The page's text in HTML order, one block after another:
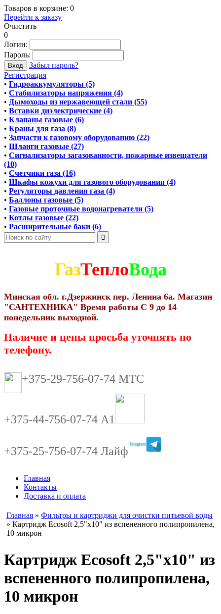
Товаров в корзине: 0
Перейти к заказу
Очистить
0
Логин:
Пароль:
Забыл пароль?
Регистрация
• Гидроаккумуляторы (5)
• Стабилизаторы напряжения (4)
• Дымоходы из нержавеющей стали (55)
• Вставки диэлектрические (4)
• Клапаны газовые (6)
• Краны для газа (8)
• Запчасти к газовому оборудованию (22)
• Шланги газовые (27)
• Сигнализаторы загазованности, пожарные извещатели
(10)
• Счетчики газа (16)
• Шкафы кожухи для газового оборудования (4)
• Регуляторы давления газа (4)
• Баллоны газовые (5)
• Газовые проточные водонагреватели (5)
• Котлы газовые (22)
• Расширительные баки (6)
ГазТеплоВода
Минская обл. г.Дзержинск пер. Ленина 6а. Магазин
"САНТЕХНИКА" Время работы С 9 до 14
понедельник выходной.
Наличие и цены просьба уточнять по
телефону.
+375-29-756-07-74 МТС
+375-44-756-07-74 А1
+375-25-756-07-74 Лайф
Главная
Контакты
Доставка и оплата
Главная » Фильтры и картриджи для очистки питьевой воды
» Картридж Ecosoft 2,5"х10" из вспененного полипропилена,
10 микрон
Картридж Ecosoft 2,5"х10" из
вспененного полипропилена,
10 микрон